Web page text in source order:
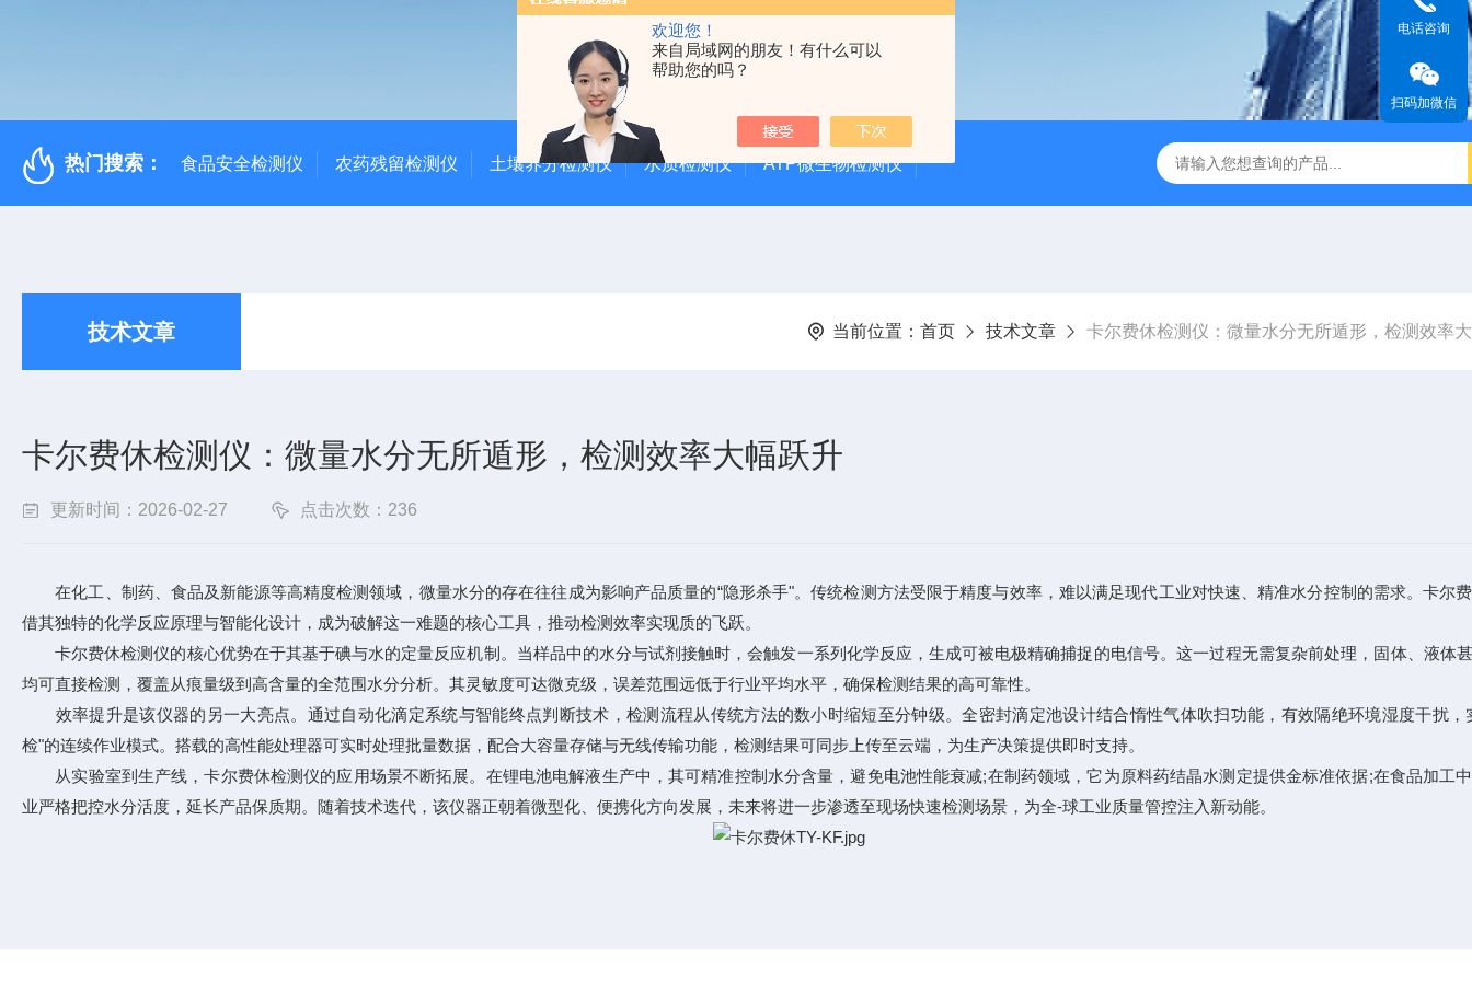
欢迎您！
来自局域网的朋友！有什么可以
帮助您的吗？
热门搜索： 食品安全检测仪 农药残留检测仪 土壤养分检测仪 水质检测仪 ATP微生物检测仪
技术文章 当前位置： 首页 技术文章 卡尔费休检测仪：微量水分无所遁形，检测效率
卡尔费休检测仪：微量水分无所遁形，检测效率大幅跃升
更新时间：2026-02-27 点击次数：236
在化工、制药、食品及新能源等高精度检测领域，微量水分的存在往往成为影响产品质量的“隐形杀手"。传统检测方法受限于精度与效率，难以满足现代工业对快速、精准水分控制的需求。卡尔
借其独特的化学反应原理与智能化设计，成为破解这一难题的核心工具，推动检测效率实现质的飞跃。
卡尔费休检测仪的核心优势在于其基于碘与水的定量反应机制。当样品中的水分与试剂接触时，会触发一系列化学反应，生成可被电极精确捕捉的电信号。这一过程无需复杂前处理，固体、液体
均可直接检测，覆盖从痕量级到高含量的全范围水分分析。其灵敏度可达微克级，误差范围远低于行业平均水平，确保检测结果的高可靠性。
效率提升是该仪器的另一大亮点。通过自动化滴定系统与智能终点判断技术，检测流程从传统方法的数小时缩短至分钟级。全密封滴定池设计结合惰性气体吹扫功能，有效隔绝环境湿度干扰，
检"的连续作业模式。搭载的高性能处理器可实时处理批量数据，配合大容量存储与无线传输功能，检测结果可同步上传至云端，为生产决策提供即时支持。
从实验室到生产线，卡尔费休检测仪的应用场景不断拓展。在锂电池电解液生产中，其可精准控制水分含量，避免电池性能衰减;在制药领域，它为原料药结晶水测定提供金标准依据;在食品加工
业严格把控水分活度，延长产品保质期。随着技术迭代，该仪器正朝着微型化、便携化方向发展，未来将进一步渗透至现场快速检测场景，为全-球工业质量管控注入新动能。
电话咨询
扫码加微信